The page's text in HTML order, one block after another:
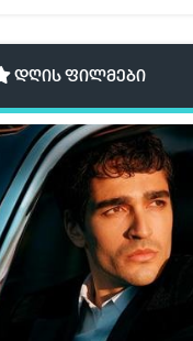
დღის ფილმები